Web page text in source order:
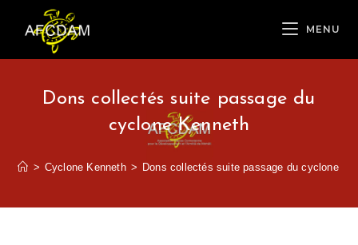
MENU
Dons collectés suite passage du
cyclone Kenneth
> Cyclone Kenneth > Dons collectés suite passage du cyclone